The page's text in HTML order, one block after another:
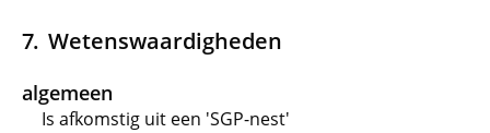
Wetenswaardigheden
algemeen
Is afkomstig uit een 'SGP-nest'